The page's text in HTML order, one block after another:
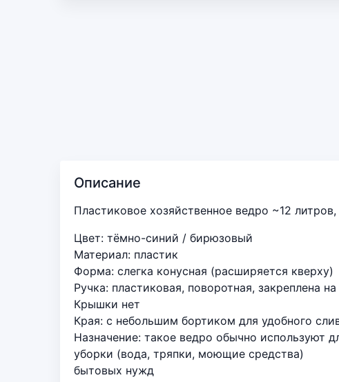
Описание
Пластиковое хозяйственное ведро ~12
Цвет: тёмно-синий / бирюзовый
Материал: пластик
Форма: слегка конусная (расширяется кверху)
Ручка: пластиковая, поворотная, закреплена
Крышки нет
Края: с небольшим бортиком для удобного
Назначение: такое ведро обычно используют
уборки (вода, тряпки, моющие средства)
бытовых нужд